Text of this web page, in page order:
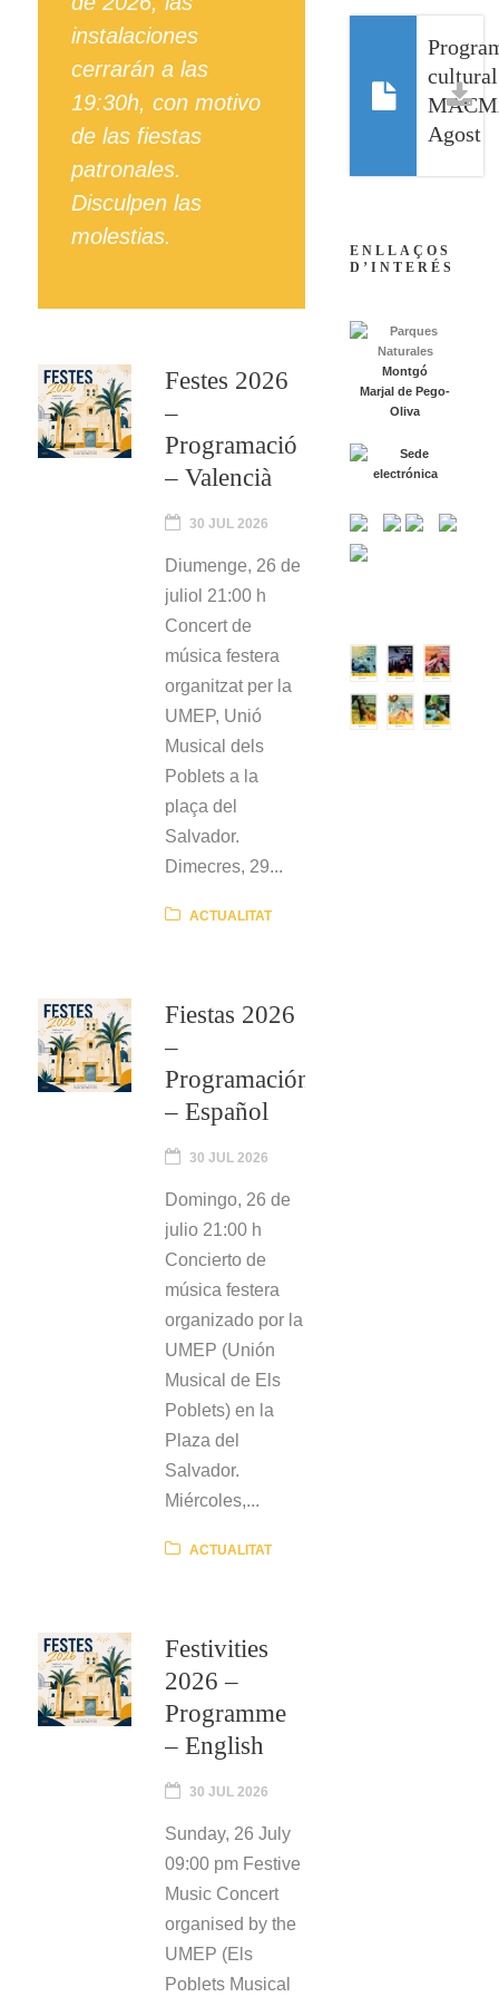
instalaciones
cerrarán a las
19:30h, con motivo
de las fiestas
patronales.
Disculpen las
molestias.
Festes 2026
–
Programació
– Valencià
30 JUL 2026
Diumenge, 26 de
juliol 21:00 h
Concert de
música festera
organitzat per la
UMEP, Unió
Musical dels
Poblets a la
plaça del
Salvador.
Dimecres, 29...
ACTUALITAT
Fiestas 2026
–
Programación
– Español
30 JUL 2026
Domingo, 26 de
julio 21:00 h
Concierto de
música festera
organizado por la
UMEP (Unión
Musical de Els
Poblets) en la
Plaza del
Salvador.
Miércoles,...
ACTUALITAT
Festivities
2026 –
Programme
– English
30 JUL 2026
Sunday, 26 July
09:00 pm Festive
Music Concert
organised by the
UMEP (Els
Poblets Musical
cultural
Agost
ENLLAÇOS
D’INTERÉS
Montgó
Marjal de Pego-
Oliva